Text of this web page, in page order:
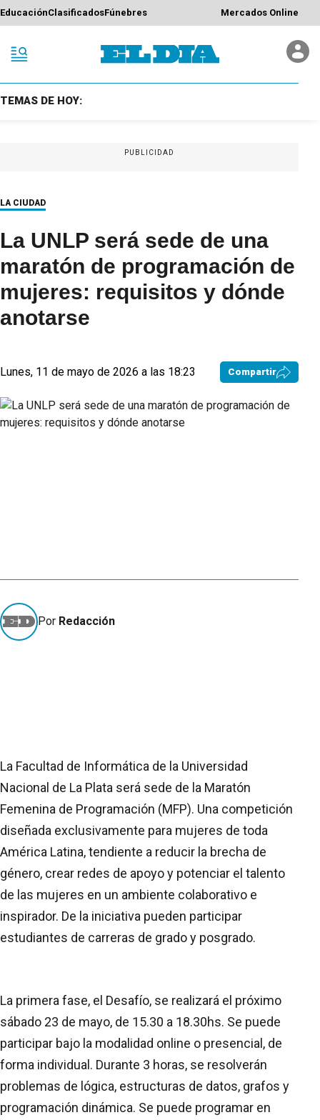
EducaciónClasificadosFúnebres Mercados Online
TEMAS DE HOY:
PUBLICIDAD
LA CIUDAD
La UNLP será sede de una
maratón de programación de
mujeres: requisitos y dónde
anotarse
Lunes, 11 de mayo de 2026 a las 18:23 Compartir
Por Redacción
La Facultad de Informática de la Universidad
Nacional de La Plata será sede de la Maratón
Femenina de Programación (MFP). Una competición
diseñada exclusivamente para mujeres de toda
América Latina, tendiente a reducir la brecha de
género, crear redes de apoyo y potenciar el talento
de las mujeres en un ambiente colaborativo e
inspirador. De la iniciativa pueden participar
estudiantes de carreras de grado y posgrado.
La primera fase, el Desafío, se realizará el próximo
sábado 23 de mayo, de 15.30 a 18.30hs. Se puede
participar bajo la modalidad online o presencial, de
forma individual. Durante 3 horas, se resolverán
problemas de lógica, estructuras de datos, grafos y
programación dinámica. Se puede programar en